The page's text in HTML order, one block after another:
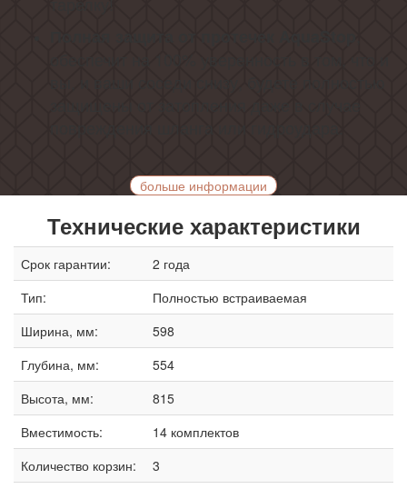
больше информации
Технические характеристики
Срок гарантии:
2 года
Тип:
Полностью встраиваемая
Ширина, мм:
598
Глубина, мм:
554
Высота, мм:
815
Вместимость:
14 комплектов
Количество корзин:
3